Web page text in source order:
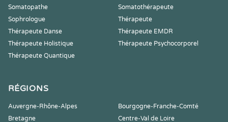
Somatopathe
Somatothérapeute
Sophrologue
Thérapeute
Thérapeute Danse
Thérapeute EMDR
Thérapeute Holistique
Thérapeute Psychocorporel
Thérapeute Quantique
RÉGIONS
Auvergne-Rhône-Alpes
Bourgogne-Franche-Comté
Bretagne
Centre-Val de Loire